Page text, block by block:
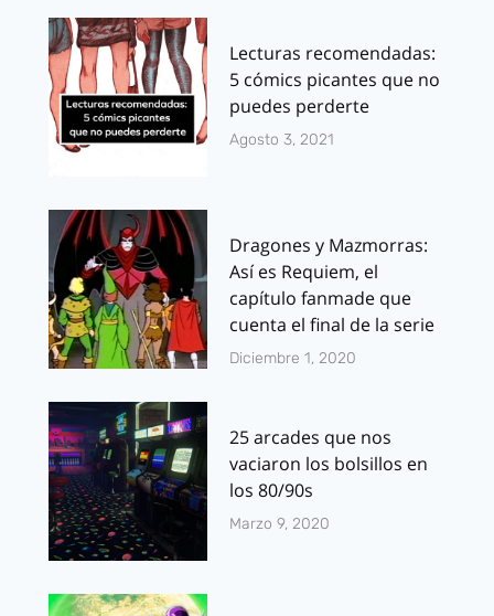
Lecturas recomendadas:
5 cómics picantes que no
puedes perderte
Agosto 3, 2021
Dragones y Mazmorras:
Así es Requiem, el
capítulo fanmade que
cuenta el final de la serie
Diciembre 1, 2020
25 arcades que nos
vaciaron los bolsillos en
los 80/90s
Marzo 9, 2020